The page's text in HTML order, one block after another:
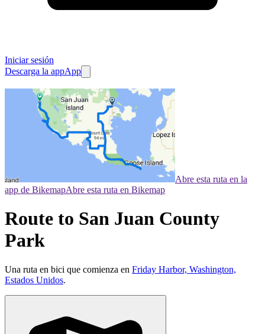
Iniciar sesión
Descarga la appApp
Abre esta ruta en la
app de BikemapAbre esta ruta en Bikemap
Route to San Juan County
Park
Una ruta en bici que comienza en Friday Harbor, Washington,
Estados Unidos.